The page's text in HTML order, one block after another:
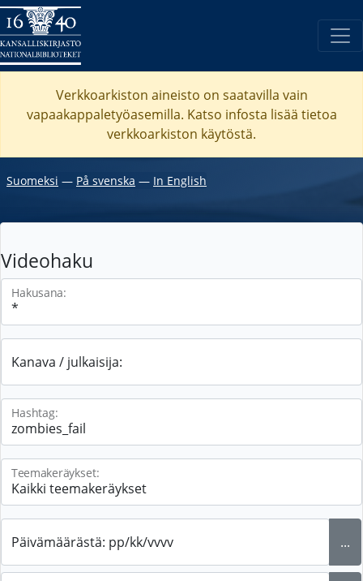
Verkkoarkiston aineisto on saatavilla vain
vapaakappaletyöasemilla. Katso infosta lisää tietoa
verkkoarkiston käytöstä.
Suomeksi ― På svenska ― In English
Videohaku
Hakusana:
Kanava / julkaisija:
Hashtag:
Teemakeräykset:
Päivämäärästä: pp/kk/vvvv ...